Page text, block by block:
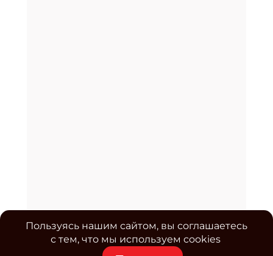
Пользуясь нашим сайтом, вы соглашаетесь
с тем, что мы используем cookies